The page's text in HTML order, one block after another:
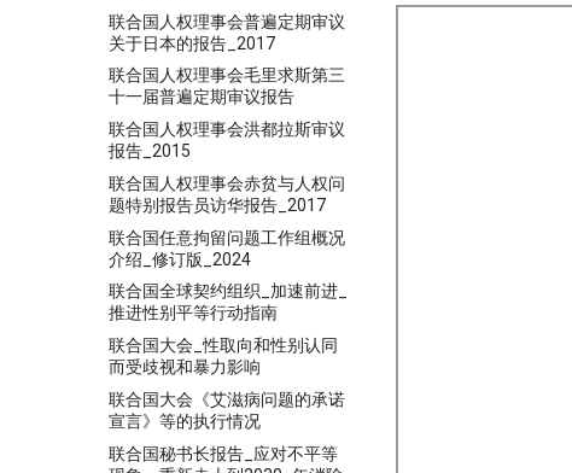
联合国人权理事会普遍定期审议
关于日本的报告_2017
联合国人权理事会毛里求斯第三
十一届普遍定期审议报告
联合国人权理事会洪都拉斯审议
报告_2015
联合国人权理事会赤贫与人权问
题特别报告员访华报告_2017
联合国任意拘留问题工作组概况
介绍_修订版_2024
联合国全球契约组织_加速前进_
推进性别平等行动指南
联合国大会_性取向和性别认同
而受歧视和暴力影响
联合国大会《艾滋病问题的承诺
宣言》等的执行情况
联合国秘书长报告_应对不平等